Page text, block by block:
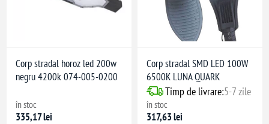
Corp stradal horoz led 200w
negru 4200k 074-005-0200
în stoc
335,17 lei
Corp stradal SMD LED 100W
6500K LUNA QUARK
Timp de livrare:5-7 zile
în stoc
317,63 lei